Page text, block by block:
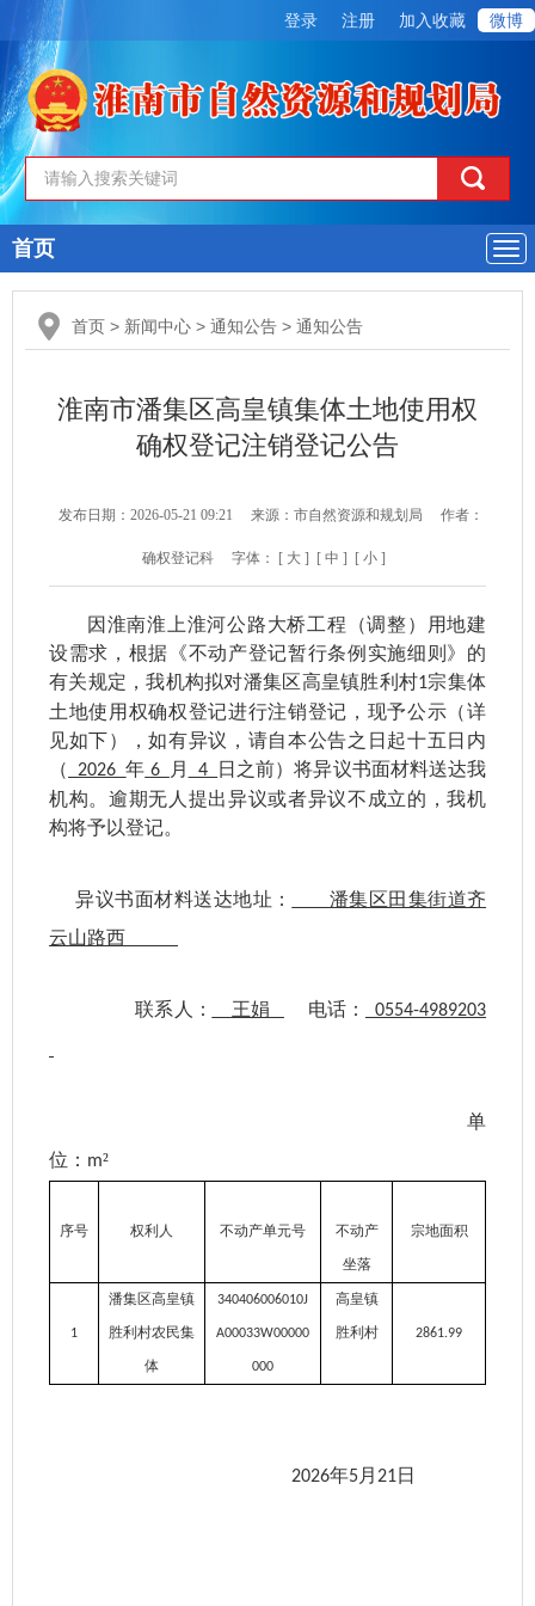
登录 注册 加入收藏 微博
导
航
首页
首页 > 新闻中心 > 通知公告 > 通知公告
淮南市潘集区高皇镇集体土地使用权
确权登记注销登记公告
发布日期：2026-05-21 09:21 来源：市自然资源和规划局 作者：
确权登记科 字体： [ 大 ] [ 中 ] [ 小 ]
因淮南淮上淮河公路大桥工程（调整）用地建
设需求， 根据《不动产登记暂行条例实施细则》的
有关规定，我机构拟对潘集区高皇镇胜利村1宗集体
土地使用权确权登记进行注销登记，现予公示（详
见如下），如有异议，请自本公告之日起十五日内
（
2026年 6 月 4 日之前）将异议书面材料送达我
机构。逾期无人提出异议或者异议不成立的，我机
构将予以登记。
异议书面材料送达地址：
潘集区田集街道齐
云山路西
联系人： 王娟 电话： 0554-4989203
单
位： m²
序号 权利人 不动产单元号
不动产
坐落
宗地面积
1
潘集区高皇镇
胜利村农民集
体
340406006010J
A00033W00000
000
高皇镇
胜利村
2861.99
2026年5月 21日